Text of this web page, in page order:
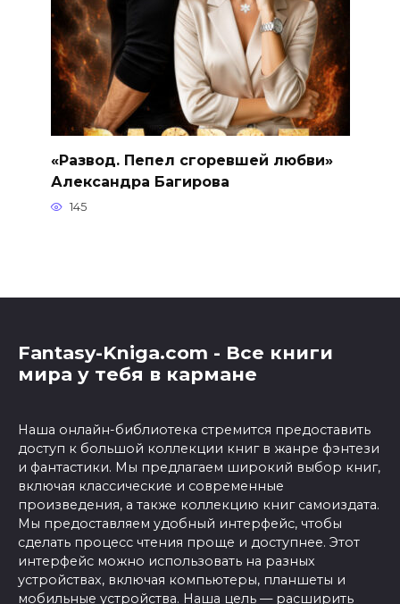
«Развод. Пепел сгоревшей любви»
Александра Багирова
145
Fantasy-Kniga.com - Все книги
мира у тебя в кармане
Наша онлайн-библиотека стремится предоставить
доступ к большой коллекции книг в жанре фэнтези
и фантастики. Мы предлагаем широкий выбор книг,
включая классические и современные
произведения, а также коллекцию книг самоиздата.
Мы предоставляем удобный интерфейс, чтобы
сделать процесс чтения проще и доступнее. Этот
интерфейс можно использовать на разных
устройствах, включая компьютеры, планшеты и
мобильные устройства. Наша цель — расширить